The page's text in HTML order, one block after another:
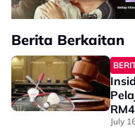
Berita Berkaitan
July